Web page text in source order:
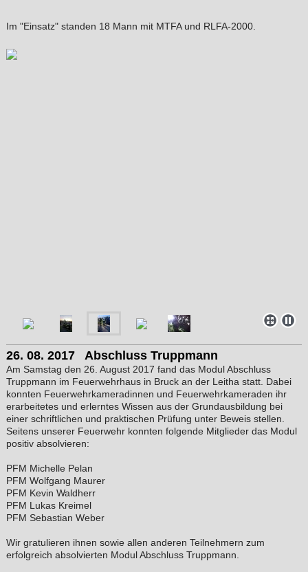
Im "Einsatz" standen 18 Mann mit MTFA und RLFA-2000.
26. 08. 2017 Abschluss Truppmann
Am Samstag den 26. August 2017 fand das Modul Abschluss
Truppmann im Feuerwehrhaus in Bruck an der Leitha statt. Dabei
konnten Feuerwehrkameradinnen und Feuerwehrkameraden ihr
erarbeitetes und erlerntes Wissen aus der Grundausbildung bei
einer schriftlichen und praktischen Prüfung unter Beweis stellen.
Seitens unserer Feuerwehr konnten folgende Mitglieder das Modul
positiv absolvieren:
PFM Michelle Pelan
PFM Wolfgang Maurer
PFM Kevin Waldherr
PFM Lukas Kreimel
PFM Sebastian Weber
Wir gratulieren ihnen sowie allen anderen Teilnehmern zum
erfolgreich absolvierten Modul Abschluss Truppmann.